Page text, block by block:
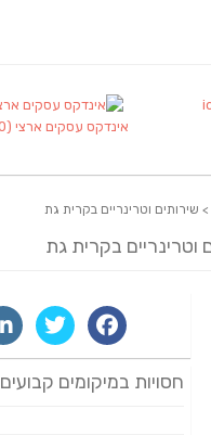
אינדקס עסקים ארצי (20)
> שירותים וטרינריים בקרית גת
חסויות במיקומים קבועים